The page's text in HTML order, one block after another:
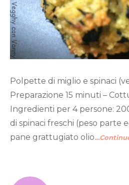
Polpette di miglio e spinaci
Preparazione 15 minuti –
Ingredienti per 4 persone:
di spinaci freschi (peso parte
pane grattugiato olio